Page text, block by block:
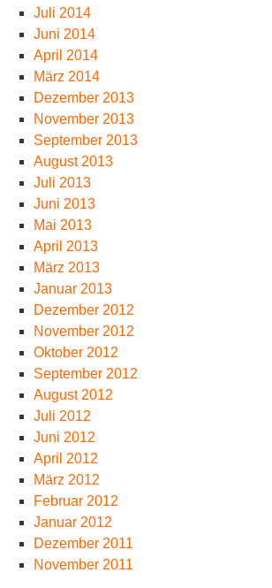
Juli 2014
Juni 2014
April 2014
März 2014
Dezember 2013
November 2013
September 2013
August 2013
Juli 2013
Juni 2013
Mai 2013
April 2013
März 2013
Januar 2013
Dezember 2012
November 2012
Oktober 2012
September 2012
August 2012
Juli 2012
Juni 2012
April 2012
März 2012
Februar 2012
Januar 2012
Dezember 2011
November 2011